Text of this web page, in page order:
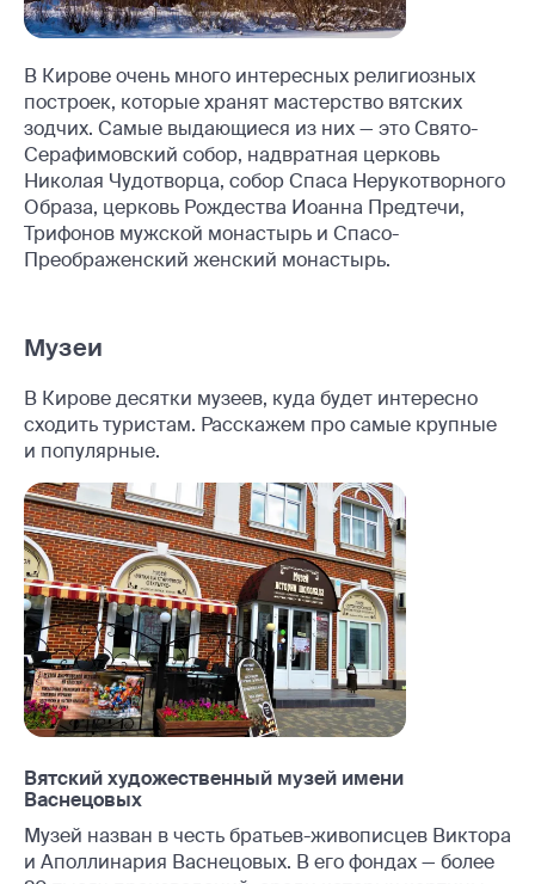
В Кирове очень много интересных религиозных
построек, которые хранят мастерство вятских
зодчих. Самые выдающиеся из них — это Свято-
Серафимовский собор, надвратная церковь
Николая Чудотворца, собор Спаса Нерукотворного
Образа, церковь Рождества Иоанна Предтечи,
Трифонов мужской монастырь и Спасо-
Преображенский женский монастырь.
Музеи
В Кирове десятки музеев, куда будет интересно
сходить туристам. Расскажем про самые крупные
и популярные.
Вятский художественный музей имени
Васнецовых
Музей назван в честь братьев-живописцев Виктора
и Аполлинария Васнецовых. В его фондах — более